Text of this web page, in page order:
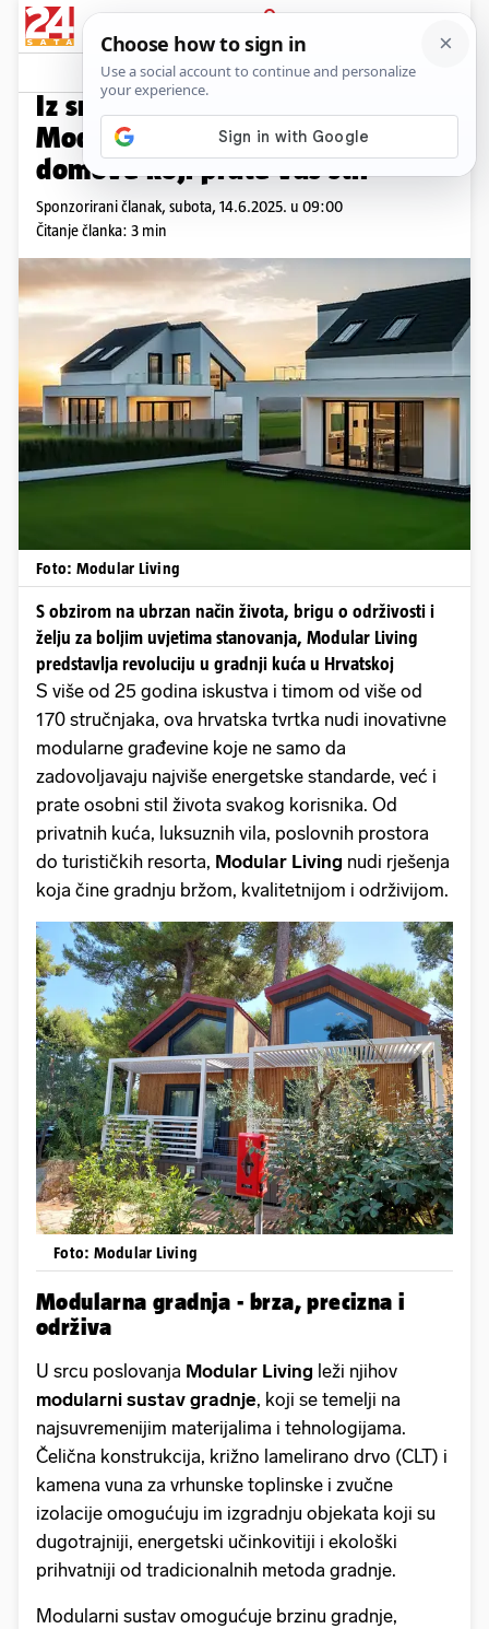
PRIJAVA
Promo sadržaj
Iz snova u stvarnost: Kako
Modular Living gradi A+
domove koji prate vaš stil
Sponzorirani članak, subota, 14.6.2025. u 09:00
Čitanje članka: 3 min
Foto: Modular Living
S obzirom na ubrzan način života, brigu o održivosti i
želju za boljim uvjetima stanovanja, Modular Living
predstavlja revoluciju u gradnji kuća u Hrvatskoj
S više od 25 godina iskustva i timom od više od
170 stručnjaka, ova hrvatska tvrtka nudi inovativne
modularne građevine koje ne samo da
zadovoljavaju najviše energetske standarde, već i
prate osobni stil života svakog korisnika. Od
privatnih kuća, luksuznih vila, poslovnih prostora
do turističkih resorta, Modular Living nudi rješenja
koja čine gradnju bržom, kvalitetnijom i održivijom.
Foto: Modular Living
Modularna gradnja - brza, precizna i
održiva
U srcu poslovanja Modular Living leži njihov
modularni sustav gradnje, koji se temelji na
najsuvremenijim materijalima i tehnologijama.
Čelična konstrukcija, križno lamelirano drvo (CLT) i
kamena vuna za vrhunske toplinske i zvučne
izolacije omogućuju im izgradnju objekata koji su
dugotrajniji, energetski učinkovitiji i ekološki
prihvatniji od tradicionalnih metoda gradnje.
Modularni sustav omogućuje brzinu gradnje,